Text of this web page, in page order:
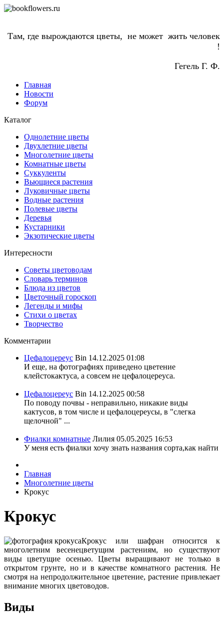
Там, где вырождаются цветы, не может жить человек
!
Гегель Г. Ф.
Главная
Новости
Форум
Каталог
Однолетние цветы
Двухлетние цветы
Многолетние цветы
Комнатные цветы
Суккуленты
Вьющиеся растения
Луковичные цветы
Водные растения
Полевые цветы
Деревья
Кустарники
Экзотические цветы
Интересности
Советы цветоводам
Словарь терминов
Блюда из цветов
Цветочный гороскоп
Легенды и мифы
Стихи о цветах
Творчество
Комментарии
Цефалоцереус Bin 14.12.2025 01:08
И еще, на фотографиях приведено цветение
клейстокактуса, а совсем не цефалоцереуса.
Цефалоцереус Bin 14.12.2025 00:58
По поводу почвы - неправильно, никакие виды
кактусов, в том числе и цефалоцереусы, в "слегка
щелочной" ...
Фиалки комнатные Лилия 05.05.2025 16:53
У меня есть фиалки хочу знать названия сорта,как найти
Главная
Многолетние цветы
Крокус
Крокус
Крокус или шафран относится к
многолетним весенецветущим растениям, но существуют
виды цветущие осенью. Цветы выращивают не только в
открытом грунте, но и в качестве комнатного растения. Не
смотря на непродолжительное цветение, растение привлекает
внимание многих цветоводов.
Виды